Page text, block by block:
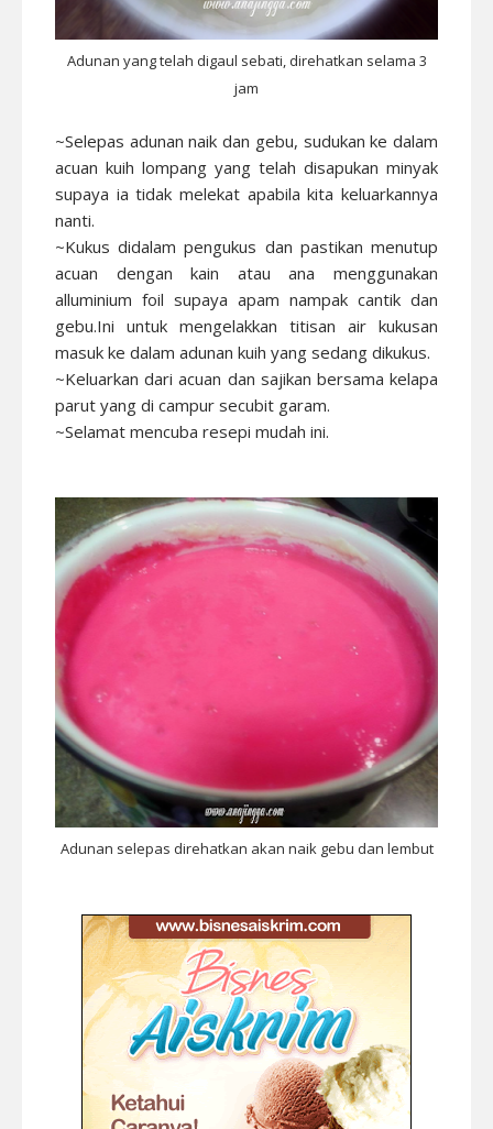
Adunan yang telah digaul sebati, direhatkan selama 3
jam
~Selepas adunan naik dan gebu, sudukan ke dalam
acuan kuih lompang yang telah disapukan minyak
supaya ia tidak melekat apabila kita keluarkannya
nanti.
~Kukus didalam pengukus dan pastikan menutup
acuan dengan kain atau ana menggunakan
alluminium foil supaya apam nampak cantik dan
gebu.Ini untuk mengelakkan titisan air kukusan
masuk ke dalam adunan kuih yang sedang dikukus.
~Keluarkan dari acuan dan sajikan bersama kelapa
parut yang di campur secubit garam.
~Selamat mencuba resepi mudah ini.
Adunan selepas direhatkan akan naik gebu dan lembut